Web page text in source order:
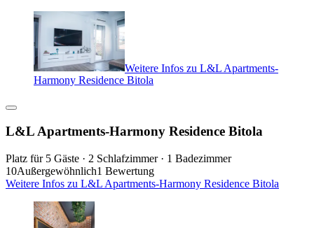
Weitere Infos zu L&L Apartments-
Harmony Residence Bitola
L&L Apartments-Harmony Residence Bitola
Platz für 5 Gäste · 2 Schlafzimmer · 1 Badezimmer
10Außergewöhnlich1 Bewertung
Weitere Infos zu L&L Apartments-Harmony Residence Bitola